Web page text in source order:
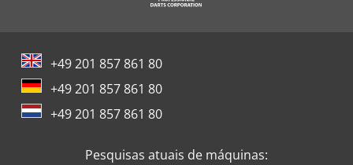
+49 201 857 861 80
+49 201 857 861 80
+49 201 857 861 80
Pesquisas atuais de máquinas: